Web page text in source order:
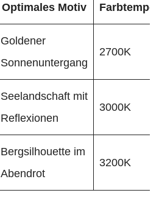
Optimales Motiv
Goldener
Sonnenuntergang
2700K
Seelandschaft mit
Reflexionen
3000K
Bergsilhouette im
Abendrot
3200K